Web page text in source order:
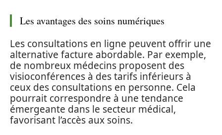
Les avantages des soins numériques
Les consultations en ligne peuvent offrir une
alternative facture abordable. Par exemple,
de nombreux médecins proposent des
visioconférences à des tarifs inférieurs à
ceux des consultations en personne. Cela
pourrait correspondre à une tendance
émergeante dans le secteur médical,
favorisant l’accès aux soins.